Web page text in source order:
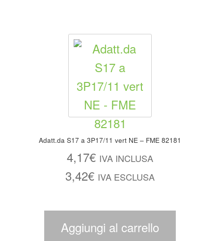
Adatt.da S17 a 3P17/11 vert NE – FME 82181
4,17€ IVA INCLUSA
3,42€ IVA ESCLUSA
Aggiungi al carrello